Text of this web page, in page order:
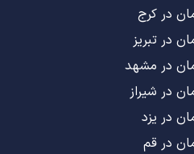
در کرج
در تبریز
در مشهد
در شیراز
در یزد
در قم